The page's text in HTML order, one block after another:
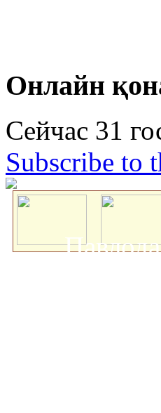
Онлайн
Сейчас 31
Subscribe to